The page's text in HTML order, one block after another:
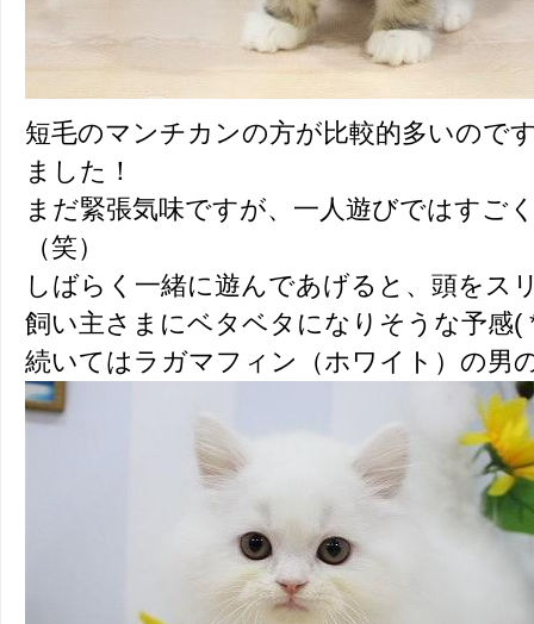
短毛のマンチカンの方が比較的多いので
ました！
まだ緊張気味ですが、一人遊びではすご
（笑）
しばらく一緒に遊んであげると、頭をス
飼い主さまにベタベタになりそうな予感(
続いてはラガマフィン（ホワイト）の男